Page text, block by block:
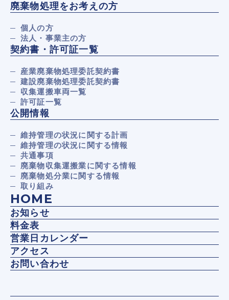
廃棄物処理をお考えの方
個人の方
法人・事業主の方
契約書・許可証一覧
産業廃棄物処理委託契約書
建設廃棄物処理委託契約書
収集運搬車両一覧
許可証一覧
公開情報
維持管理の状況に関する計画
維持管理の状況に関する情報
共通事項
廃棄物収集運搬業に関する情報
廃棄物処分業に関する情報
取り組み
HOME
お知らせ
料金表
営業日カレンダー
アクセス
お問い合わせ